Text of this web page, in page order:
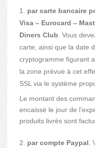
par carte bancaire
Visa – Eurocard –
Diners Club . Vous
carte, ainsi que la date
cryptogramme figurant
la zone prévue à cet
SSL via le système
Le montant des
encaissé le jour de
produits livrés sont
par compte Paypal